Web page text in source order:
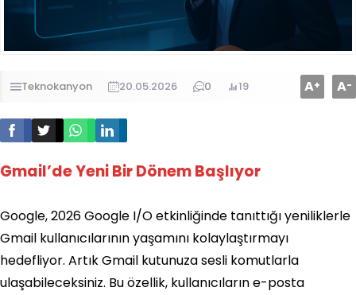
Teknokanyon 20.05.2026 0 19 A+ A-
Gmail’de Yeni Bir Dönem Başlıyor
Google, 2026 Google I/O etkinliğinde tanıttığı yeniliklerle
Gmail kullanıcılarının yaşamını kolaylaştırmayı
hedefliyor. Artık Gmail kutunuza sesli komutlarla
ulaşabileceksiniz. Bu özellik, kullanıcıların e-posta